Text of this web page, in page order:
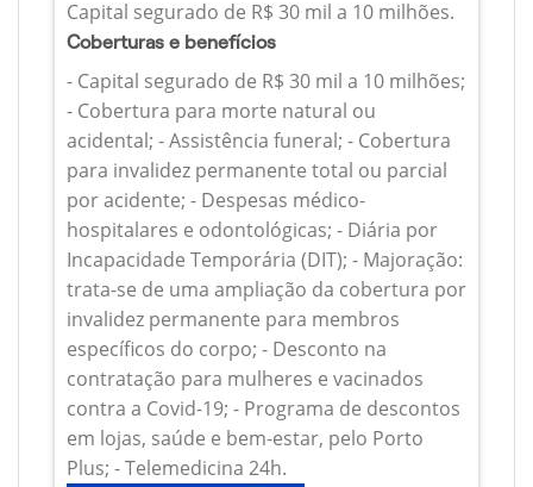
Capital segurado de R$ 30 mil a 10 milhões.
Coberturas e benefícios
- Capital segurado de R$ 30 mil a 10 milhões;
- Cobertura para morte natural ou
acidental; - Assistência funeral; - Cobertura
para invalidez permanente total ou parcial
por acidente; - Despesas médico-
hospitalares e odontológicas; - Diária por
Incapacidade Temporária (DIT); - Majoração:
trata-se de uma ampliação da cobertura por
invalidez permanente para membros
específicos do corpo; - Desconto na
contratação para mulheres e vacinados
contra a Covid-19; - Programa de descontos
em lojas, saúde e bem-estar, pelo Porto
Plus; - Telemedicina 24h.